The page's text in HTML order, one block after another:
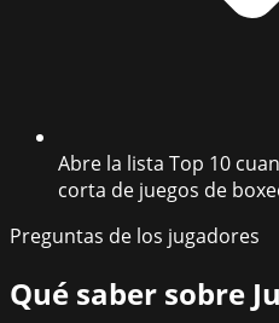
Abre la lista Top 10
corta de juegos de
Preguntas de los jugadores
Qué saber sobre